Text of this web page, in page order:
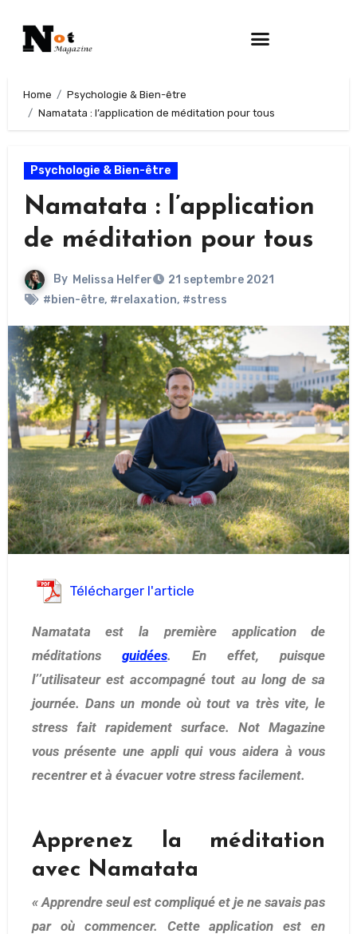
Home
Psychologie & Bien-être
Namatata : l’application de méditation pour tous
Psychologie & Bien-être
Namatata : l’application
de méditation pour tous
By Melissa Helfer
21 septembre 2021
#bien-être, #relaxation, #stress
Télécharger l'article
Namatata est la première application de
méditations guidées. En effet, puisque
l’’utilisateur est accompagné tout au long de sa
journée. Dans un monde où tout va très vite, le
stress fait rapidement surface. Not Magazine
vous présente une appli qui vous aidera à vous
recentrer et à évacuer votre stress facilement.
Apprenez la méditation
avec Namatata
« Apprendre seul est compliqué et je ne savais pas
par où commencer. Cette application est en